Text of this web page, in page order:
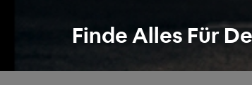
Finde Alles Für